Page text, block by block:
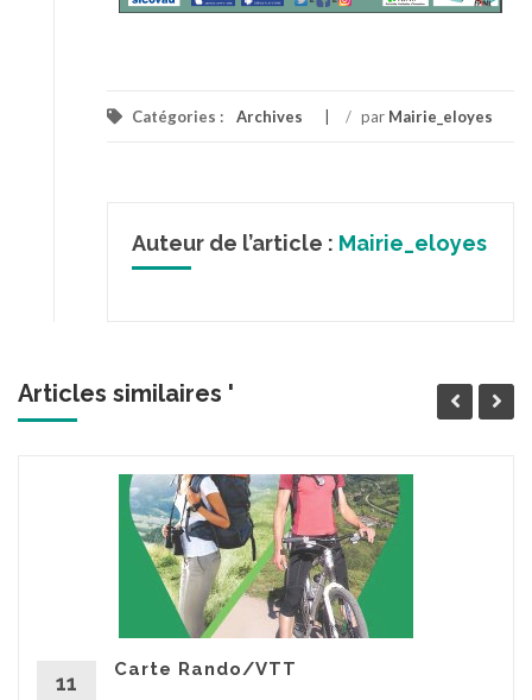
Catégories : Archives / par Mairie_eloyes
Auteur de l’article : Mairie_eloyes
Articles similaires '
11
Carte Rando/VTT